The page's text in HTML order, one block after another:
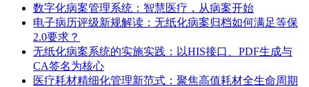
数字化病案管理系统：智慧医疗，从病案开始
电子病历评级新规解读：无纸化病案归档如何满足等保
2.0要求？
无纸化病案系统的实施实践：以HIS接口、PDF生成与
CA签名为核心
医疗耗材精细化管理新范式：聚焦高值耗材全生命周期